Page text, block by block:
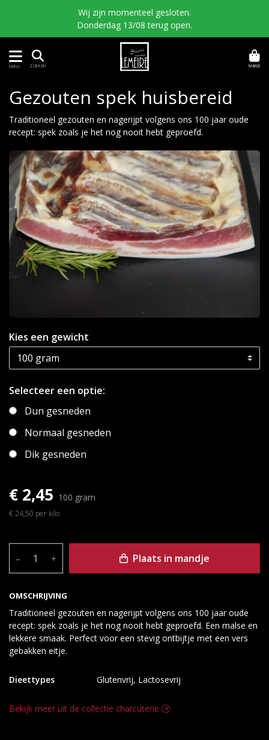
Wij zijn momenteel gesloten.
Donderdag 13/08 terug open.
MENU ZOEKEN MAND
OMSCHRIJVING
Traditioneel gezouten en nagerijpt volgens ons 100 jaar oude
recept: spek zoals je het nog nooit hebt geproefd. Een malse en
lekkere smaak. Perfect voor een stevig ontbijtje met een vers
gebakken eitje.
Gezouten spek huisbereid
Traditioneel gezouten en nagerijpt volgens ons 100 jaar oude
recept: spek zoals je het nog nooit hebt geproefd.
Kies een gewicht
Selecteer een optie:
Dun gesneden
Normaal gesneden
Dik gesneden
€ 2,45 100 gram
€ 24,50 per kilo
– + Plaats in mandje
Dieettypes Glutenvrij, Lactosevrij
Bekijk meer uit de collectie charcuterie